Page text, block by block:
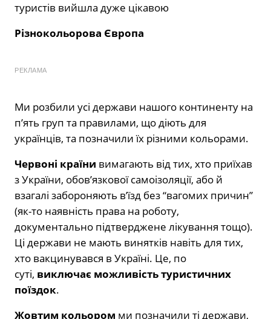
туристів вийшла дуже цікавою
Різнокольорова Європа
РЕКЛАМА
Ми розбили усі держави нашого континенту на
п’ять груп та правилами, що діють для
українців, та позначили їх різними кольорами.
Червоні країни вимагають від тих, хто приїхав
з України, обов’язкової самоізоляції, або й
взагалі забороняють в’їзд без “вагомих причин”
(як-то наявність права на роботу,
документально підтверджене лікування тощо).
Ці держави не мають винятків навіть для тих,
хто вакцинувався в Україні. Це, по
суті, виключає можливість туристичних
поїздок.
Жовтим кольором ми позначили ті держави,